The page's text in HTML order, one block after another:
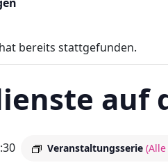
bereits stattgefunden.
auf
Veranstaltungsserie